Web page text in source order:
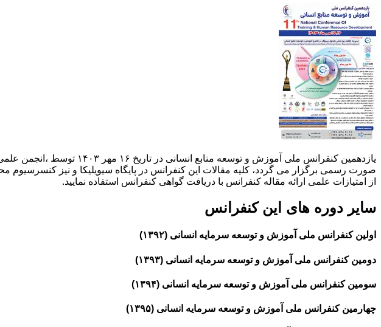
یازدهمین کنفرانس ملی آموزش
صورت رسمی برگزار می گردد، کلیه مقالات این کنفرانس در پایگاه سیویلیکا و نیز کنسرسیوم
از امتیازات علمی ارائه مقاله کنفرانس با دریافت گواهی کنفرانس استفاده نمایید.
سایر دوره های این کنفرانس
اولین کنفرانس ملی آموزش و توسعه سرمایه انسانی (۱۳۹۲)
دومین کنفرانس ملی آموزش و توسعه سرمایه انسانی (۱۳۹۳)
سومین کنفرانس ملی آموزش و توسعه سرمایه انسانی (۱۳۹۴)
چهارمین کنفرانس ملی آموزش و توسعه سرمایه انسانی (۱۳۹۵)